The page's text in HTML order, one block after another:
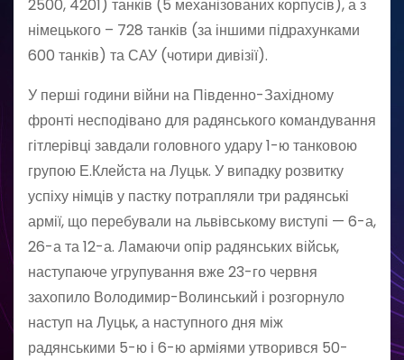
2500, 4201) танків (5 механізованих корпусів), а з
німецького – 728 танків (за іншими підрахунками
600 танків) та САУ (чотири дивізії).
У перші години війни на Південно-Західному
фронті несподівано для радянського командування
гітлерівці завдали головного удару 1-ю танковою
групою Е.Клейста на Луцьк. У випадку розвитку
успіху німців у пастку потрапляли три радянські
армії, що перебували на львівському виступі — 6-а,
26-а та 12-а. Ламаючи опір радянських військ,
наступаюче угрупування вже 23-го червня
захопило Володимир-Волинський і розгорнуло
наступ на Луцьк, а наступного дня між
радянськими 5-ю і 6-ю арміями утворився 50-